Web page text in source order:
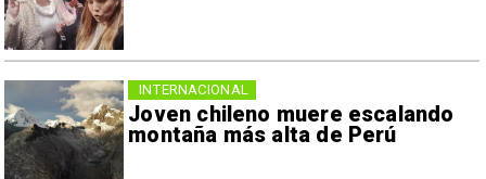
Joven chileno muere escalando
montaña más alta de Perú
INTERNACIONAL